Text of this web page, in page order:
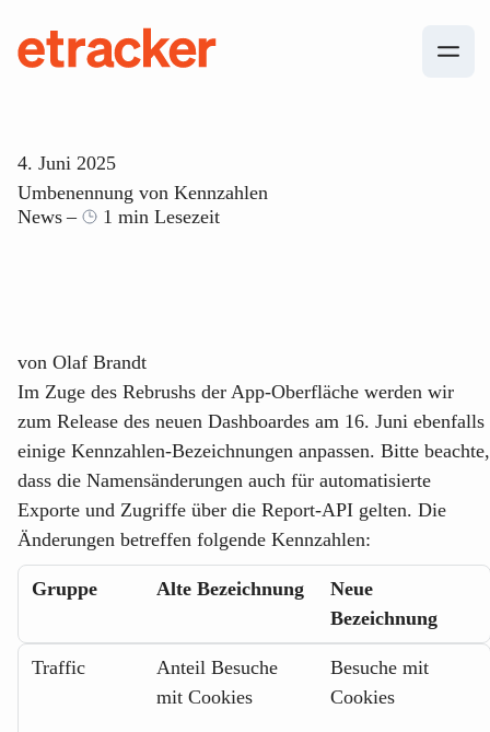
4. Juni 2025
Umbenennung von Kennzahlen
News
1 min Lesezeit
von Olaf Brandt
Im Zuge des Rebrushs der App-Oberfläche werden wir
zum Release des neuen Dashboardes am 16. Juni ebenfalls
einige Kennzahlen-Bezeichnungen anpassen. Bitte beachte,
dass die Namensänderungen auch für automatisierte
Exporte und Zugriffe über die Report-API gelten. Die
Änderungen betreffen folgende Kennzahlen:
Gruppe Alte Bezeichnung
Neue
Bezeichnung
Gruppe
Alte Bezeichnung
Neue
Bezeichnung
Traffic
Anteil Besuche
mit Cookies
Besuche mit
Cookies